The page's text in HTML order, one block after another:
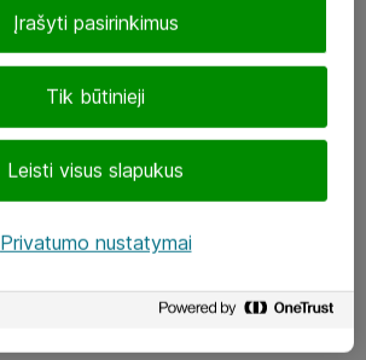
Tik būtinieji
Leisti visus slapukus
Įrašyti pasirinkimus
Privatumo nustatymai